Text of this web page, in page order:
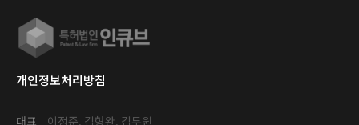
개인정보처리방침
대표 이정준, 김형완, 김두원